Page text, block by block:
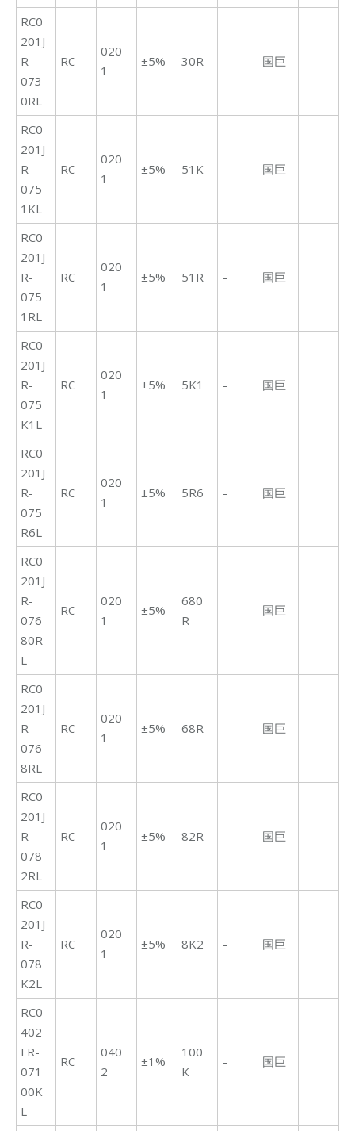
RC0
201J
R-
073
0RL
RC
020
1
±5% 30R – 国巨
RC0
201J
R-
075
1KL
RC
020
1
±5% 51K – 国巨
RC0
201J
R-
075
1RL
RC
020
1
±5% 51R – 国巨
RC0
201J
R-
075
K1L
RC
020
1
±5% 5K1 – 国巨
RC0
201J
R-
075
R6L
RC
020
1
±5% 5R6 – 国巨
RC0
201J
R-
076
80R
L
RC
020
1
±5%
680
R
– 国巨
RC0
201J
R-
076
8RL
RC
020
1
±5% 68R – 国巨
RC0
201J
R-
078
2RL
RC
020
1
±5% 82R – 国巨
RC0
201J
R-
078
K2L
RC
020
1
±5% 8K2 – 国巨
RC0
402
FR-
071
00K
L
RC
040
2
±1%
100
K
– 国巨